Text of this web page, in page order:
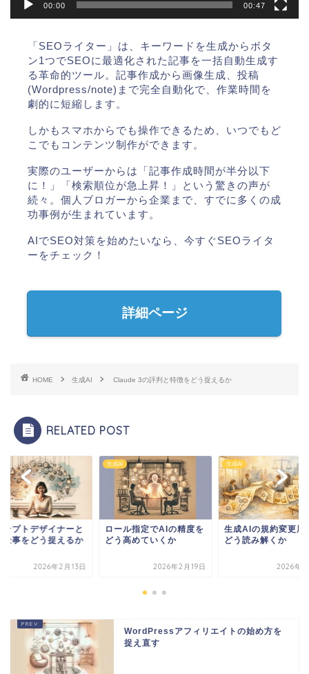
00:00 00:47
「SEOライター」は、キーワードを生成からボタ
ン1つでSEOに最適化された記事を一括自動生成す
る革命的ツール。記事作成から画像生成、投稿
(Wordpress/note)まで完全自動化で、作業時間を
劇的に短縮します。
しかもスマホからでも操作できるため、いつでもど
こでもコンテンツ制作ができます。
実際のユーザーからは「記事作成時間が半分以下
に！」「検索順位が急上昇！」という驚きの声が
続々。個人ブロガーから企業まで、すでに多くの成
功事例が生まれています。
AIでSEO対策を始めたいなら、今すぐSEOライタ
ーをチェック！
詳細ページ
HOME 生成AI Claude 3の評判と特徴をどう捉えるか
RELATED POST
ル指定でAIの精度を
高めていくか
2026年2月19日
生成AI
生成AIの規約変更履歴を
どう読み解くか
2026年6月4日
生成AI
プロンプトデザイナ
いう仕事をどう捉え
2026年2
WordPressアフィリエイトの始め方を
捉え直す